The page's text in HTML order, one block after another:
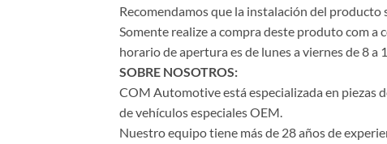
Recomendamos que la instalación del
Somente realize a compra deste produto com a
horario de apertura es de lunes a viernes de 8 a
SOBRE NOSOTROS:
COM Automotive está especializada en piezas
de vehículos especiales OEM.
Nuestro equipo tiene más de 28 años de